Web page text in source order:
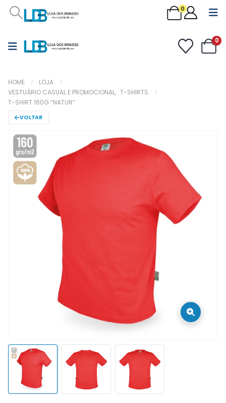
0
0
HOME
LOJA
VESTUÁRIO CASUAL E PROMOCIONAL, T-SHIRTS
T-SHIRT 160G “NATUR”
VOLTAR